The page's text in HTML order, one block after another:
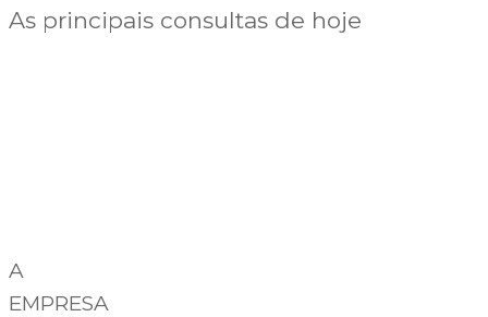
As principais consultas de hoje
A
EMPRESA